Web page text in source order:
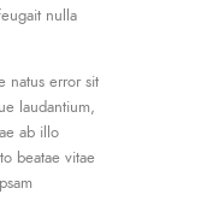
nulla
natus error sit
laudantium,
ab illo
beatae vitae